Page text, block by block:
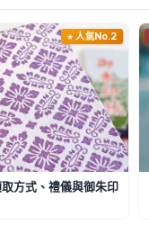
人氣No.2
方式、禮儀與御朱印